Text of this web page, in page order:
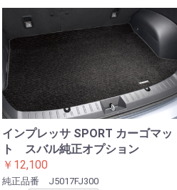
インプレッサ SPORT カーゴマッ
ト スバル純正オプション
￥12,100
純正品番 J5017FJ300